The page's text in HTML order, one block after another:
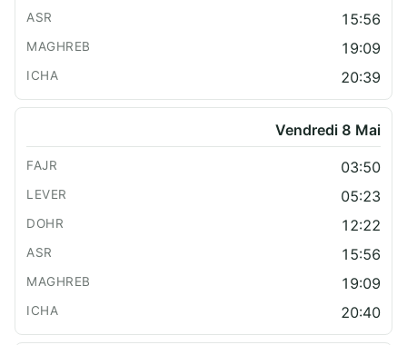
15:56
19:09
20:39
Vendredi 8 Mai
03:50
05:23
12:22
15:56
19:09
20:40